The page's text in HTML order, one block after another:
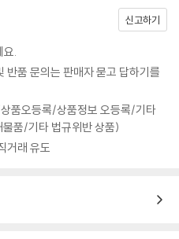
인드 스토리 등은 오직 이 책의 독
량을 알 수 없다는 점이다. 녹화가
넣었다고요?’라고 제작진에게 되물
혀의 감각과 손재간만으로 본능
맛과 취향을 고려해 일반적인 레
에 셰프들은 물론이고 제작진, 시청
신고하기
요.
반품 문의는 판매자 묻고 답하기를
품오등록/상품정보 오등록/기타
품/기타 법규위반 상품)
거래 유도